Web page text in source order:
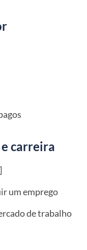
carreira
um emprego
de trabalho